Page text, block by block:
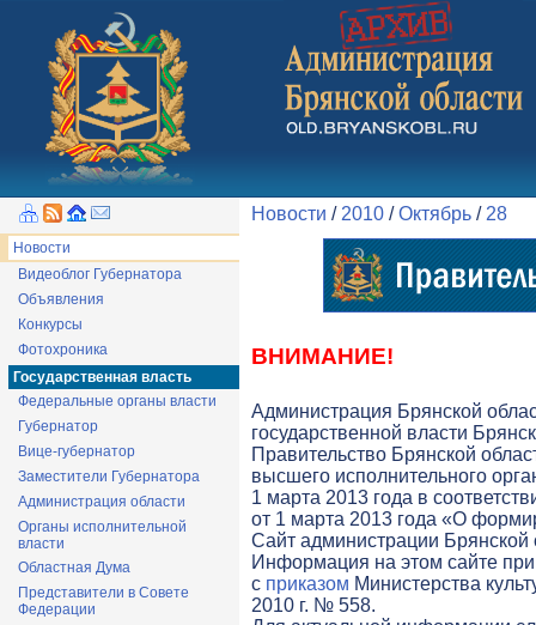
Новости
Видеоблог Губернатора
Объявления
Конкурсы
Фотохроника
Государственная власть
Федеральные органы власти
Губернатор
Вице-губернатор
Заместители Губернатора
Администрация области
Органы исполнительной
власти
Областная Дума
Представители в Совете
Федерации
Новости / 2010 /Октябрь / 28
ВНИМАНИЕ!
Администрация Брянской
государственной власти
Правительство Брянской
высшего исполнительного
1 марта 2013 года в
от 1 марта 2013 года «О
Cайт администрации Брянской
Информация на этом сайте
с приказом Министерства
2010 г. № 558.